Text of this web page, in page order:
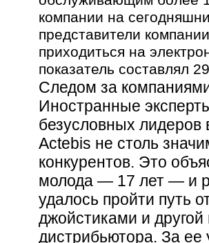
компании на
представители
приходиться на
показатель составлял
Следом за
Иностранные
безусловных лидеров
Actebis не столь
конкурентов. Это
молода — 17 лет — и
удалось пройти путь
джойстиками и
дистрибьютора. За ее